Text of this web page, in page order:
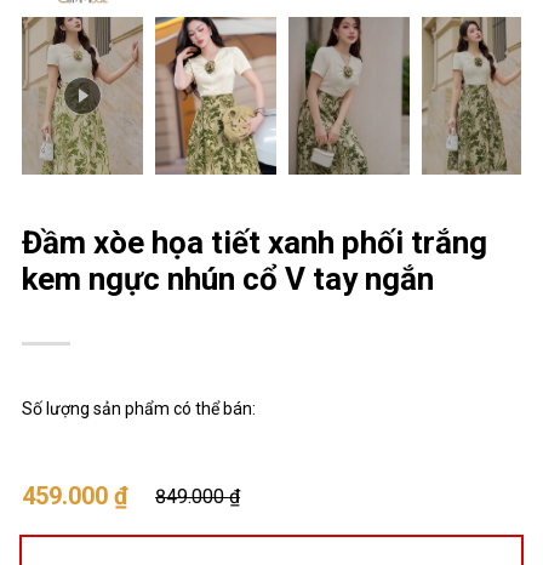
Đầm xòe họa tiết xanh phối trắng
kem ngực nhún cổ V tay ngắn
459.000 ₫ 849.000 ₫
Số lượng sản phẩm có thể bán: